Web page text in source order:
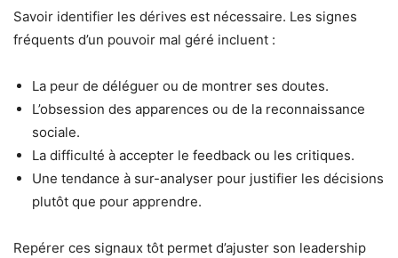
Savoir identifier les dérives est nécessaire. Les signes
fréquents d’un pouvoir mal géré incluent :
La peur de déléguer ou de montrer ses doutes.
L’obsession des apparences ou de la reconnaissance
sociale.
La difficulté à accepter le feedback ou les critiques.
Une tendance à sur-analyser pour justifier les décisions
plutôt que pour apprendre.
Repérer ces signaux tôt permet d’ajuster son leadership